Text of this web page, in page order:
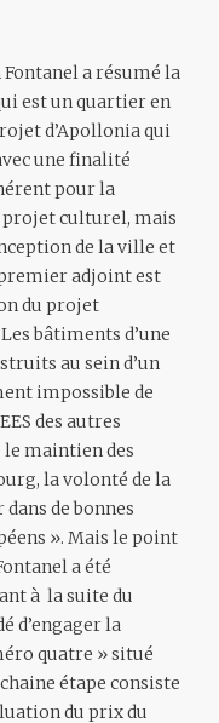
a résumé la
est un quartier en
d’Apollonia qui
une finalité
pour la
projet culturel, mais
de la ville et
adjoint est
du projet
bâtiments d’une
au sein d’un
impossible de
des autres
maintien des
la volonté de la
de bonnes
». Mais le point
a été
à la suite du
d’engager la
quatre » situé
étape consiste
du prix du